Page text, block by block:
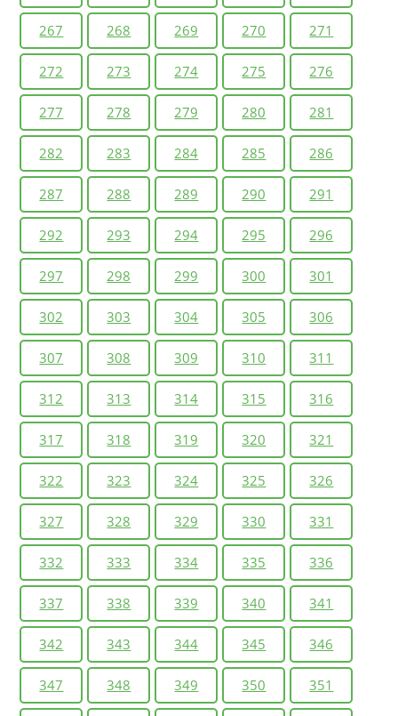
267 268 269 270 271
272 273 274 275 276
277 278 279 280 281
282 283 284 285 286
287 288 289 290 291
292 293 294 295 296
297 298 299 300 301
302 303 304 305 306
307 308 309 310 311
312 313 314 315 316
317 318 319 320 321
322 323 324 325 326
327 328 329 330 331
332 333 334 335 336
337 338 339 340 341
342 343 344 345 346
347 348 349 350 351